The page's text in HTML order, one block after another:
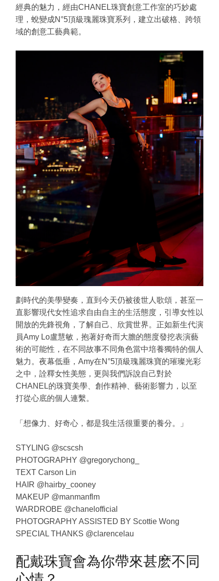
經典的魅力，經由CHANEL珠寶創意工作室的巧妙處
理，蛻變成N°5頂級瑰麗珠寶系列，建立出破格、跨領
域的創意工藝典範。
劃時代的美學變奏，直到今天仍被後世人歌頌，甚至一
直影響現代女性追求自由自主的生活態度，引導女性以
開放的先鋒視角，了解自己、欣賞世界。正如新生代演
員Amy Lo盧慧敏，抱著好奇而大膽的態度發挖表演藝
術的可能性，在不同故事不同角色當中培養獨特的個人
魅力。夜幕低垂，Amy在N°5頂級瑰麗珠寶的璀璨光彩
之中，詮釋女性美態，更與我們訴說自己對於
CHANEL的珠寶美學、創作精神、藝術影響力，以至
打從心底的個人連繫。
「想像力、好奇心，都是我生活很重要的養分。」
STYLING @scscsh
PHOTOGRAPHY @gregorychong_
TEXT Carson Lin
HAIR @hairby_cooney
MAKEUP @manmanflm
WARDROBE @chanelofficial
PHOTOGRAPHY ASSISTED BY Scottie Wong
SPECIAL THANKS @clarencelau
配戴珠寶會為你帶來甚麽不同